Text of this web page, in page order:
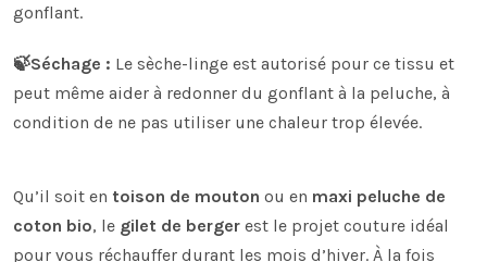
gonflant.
🍃Séchage : Le sèche-linge est autorisé pour ce tissu et
peut même aider à redonner du gonflant à la peluche, à
condition de ne pas utiliser une chaleur trop élevée.
Qu’il soit en toison de mouton ou en maxi peluche de
coton bio, le gilet de berger est le projet couture idéal
pour vous réchauffer durant les mois d’hiver. À la fois